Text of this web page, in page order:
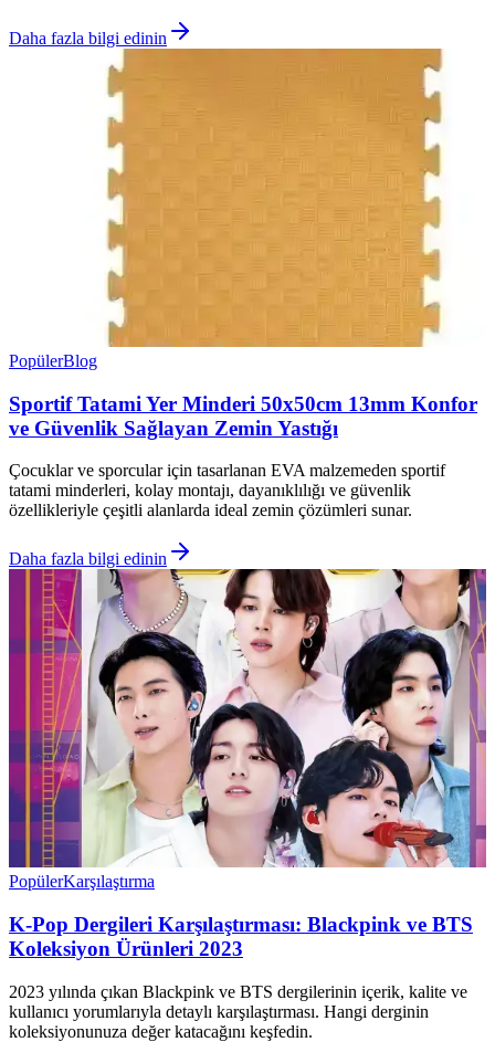
Daha fazla bilgi edinin
PopülerBlog
Sportif Tatami Yer Minderi 50x50cm 13mm Konfor
ve Güvenlik Sağlayan Zemin Yastığı
Çocuklar ve sporcular için tasarlanan EVA malzemeden sportif
tatami minderleri, kolay montajı, dayanıklılığı ve güvenlik
özellikleriyle çeşitli alanlarda ideal zemin çözümleri sunar.
Daha fazla bilgi edinin
PopülerKarşılaştırma
K-Pop Dergileri Karşılaştırması: Blackpink ve BTS
Koleksiyon Ürünleri 2023
2023 yılında çıkan Blackpink ve BTS dergilerinin içerik, kalite ve
kullanıcı yorumlarıyla detaylı karşılaştırması. Hangi derginin
koleksiyonunuza değer katacağını keşfedin.